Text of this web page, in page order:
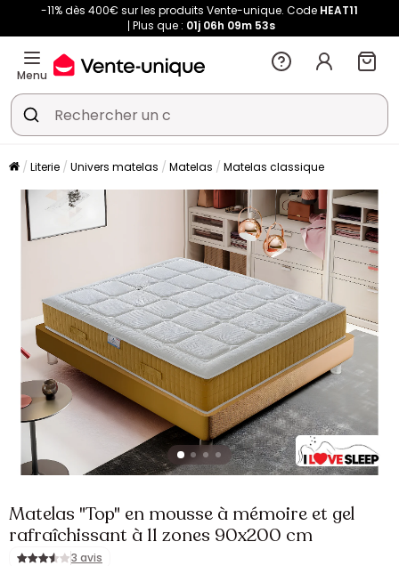
-11% dès 400€ sur les produits Vente-unique. Code HEAT11
Plus que : 01j 06h 09m 53s
Menu
Literie Univers matelas Matelas Matelas classique
Matelas "Top" en mousse à mémoire et gel
rafraîchissant à 11 zones 90x200 cm
3 avis